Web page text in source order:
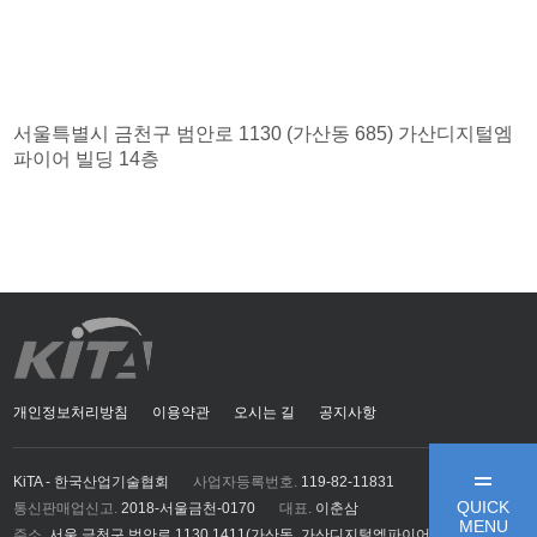
QUICK
MENU
서울특별시 금천구 범안로 1130 (가산동 685) 가산디지털엠
파이어 빌딩 14층
개인정보처리방침 이용약관 오시는 길 공지사항
KiTA - 한국산업기술협회 사업자등록번호. 119-82-11831
통신판매업신고. 2018-서울금천-0170 대표. 이춘삼